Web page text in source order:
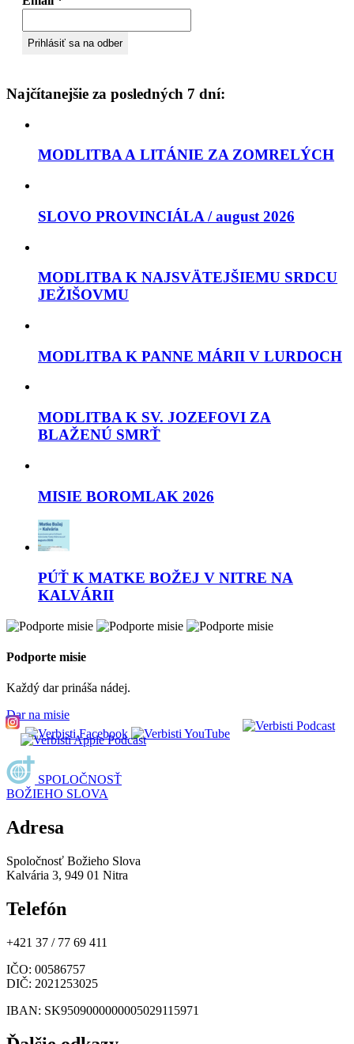
Najčítanejšie za posledných 7 dní:
MODLITBA A LITÁNIE ZA ZOMRELÝCH
SLOVO PROVINCIÁLA / august 2026
MODLITBA K NAJSVÄTEJŠIEMU SRDCU
JEŽIŠOVMU
MODLITBA K PANNE MÁRII V LURDOCH
MODLITBA K SV. JOZEFOVI ZA
BLAŽENÚ SMRŤ
MISIE BOROMLAK 2026
PÚŤ K MATKE BOŽEJ V NITRE NA
KALVÁRII
Podporte misie
Každý dar prináša nádej.
Dar na misie
SPOLOČNOSŤ
BOŽIEHO SLOVA
Adresa
Spoločnosť Božieho Slova
Kalvária 3, 949 01 Nitra
Telefón
+421 37 / 77 69 411
IČO: 00586757
DIČ: 2021253025
IBAN: SK9509000000005029115971